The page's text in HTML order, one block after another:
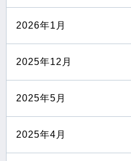
2026年1月
2025年12月
2025年5月
2025年4月